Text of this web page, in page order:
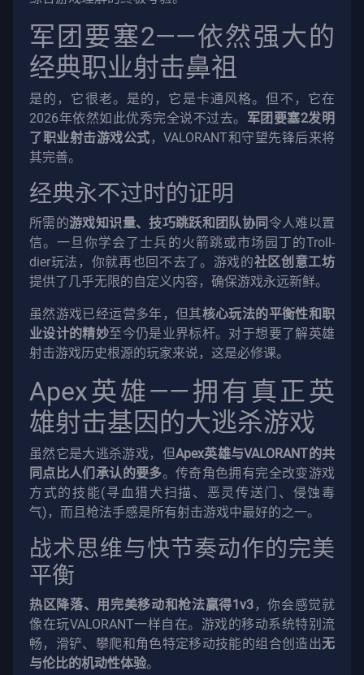
军团要塞2——依然强大的
经典职业射击鼻祖
是的，它很老。是的，它是卡通风格。但不，它在
2026年依然如此优秀完全说不过去。 军团要塞2发明
了职业射击游戏公式 ，VALORANT和守望先锋后来将
其完善。
经典永不过时的证明
所需的游戏知识量、技巧跳跃和团队协同 令人难以置
信。一旦你学会了士兵的火箭跳或市场园丁的Troll-
dier玩法，你就再也回不去了。游戏的社区创意工坊
提供了几乎无限的自定义内容，确保游戏永远新鲜。
虽然游戏已经运营多年，但其核心玩法的平衡性和职
业设计的精妙至今仍是业界标杆。对于想要了解英雄
射击游戏历史根源的玩家来说，这是必修课。
Apex英雄——拥有真正英
雄射击基因的大逃杀游戏
虽然它是大逃杀游戏，但Apex英雄与VALORANT的共
同点比人们承认的要多。传奇角色拥有完全改变游戏
方式的技能(寻血猎犬扫描、恶灵传送门、侵蚀毒
气)，而且枪法手感是所有射击游戏中最好的之一。
战术思维与快节奏动作的完美
平衡
热区降落、用完美移动和枪法赢得1v3 ，你会感觉就
像在玩VALORANT一样自在。游戏的移动系统特别流
畅，滑铲、攀爬和角色特定移动技能的组合创造出无
与伦比的机动性体验。